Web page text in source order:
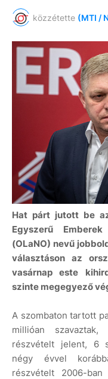
közzétette (MTI /
Hat párt jutott be
Egyszerű
(OLaNO) nevű
választáson az
vasárnap este
szinte megegyező
A szombaton tartott
millióan
részvételt jelent, 6
négy évvel
részvételt 2006-